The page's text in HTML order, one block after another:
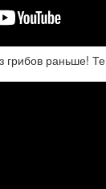
раньше!